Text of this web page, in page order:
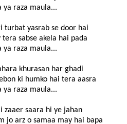
ya raza maula...
turbat yasrab se door hai
sabse akela hai pada
ya raza maula...
khurasan har ghadi
ki humko hai tera aasra
ya raza maula...
zaaer saara hi ye jahan
jo arz o samaa may hai bapa